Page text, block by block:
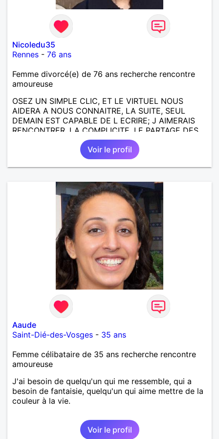
Nicoledu35
Rennes - 76 ans
Femme divorcé(e) de 76 ans recherche rencontre
amoureuse
OSEZ UN SIMPLE CLIC, ET LE VIRTUEL NOUS
AIDERA A NOUS CONNAITRE, LA SUITE, SEUL
DEMAIN EST CAPABLE DE L ECRIRE; J AIMERAIS
RENCONTRER, LA COMPLICITE, LE PARTAGE DES
BELLES CHOSES DE LA VIE : BALADES, VOYAGES
EN FRANCE OU AILLEURS. ETRE A L ECOUTE DE L
AUTRE, ET LA VIE SERA PLUS BELLE
ENCORE.....................
Voir le profil
Aaude
Saint-Dié-des-Vosges - 35 ans
Femme célibataire de 35 ans recherche rencontre
amoureuse
J'ai besoin de quelqu'un qui me ressemble, qui a
besoin de fantaisie, quelqu'un qui aime mettre de la
couleur à la vie.
Voir le profil